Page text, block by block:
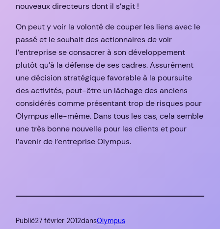
nouveaux directeurs dont il s’agit !
On peut y voir la volonté de couper les liens avec le
passé et le souhait des actionnaires de voir
l’entreprise se consacrer à son développement
plutôt qu’à la défense de ses cadres. Assurément
une décision stratégique favorable à la poursuite
des activités, peut-être un lâchage des anciens
considérés comme présentant trop de risques pour
Olympus elle-même. Dans tous les cas, cela semble
une très bonne nouvelle pour les clients et pour
l’avenir de l’entreprise Olympus.
Publié27 février 2012dansOlympus